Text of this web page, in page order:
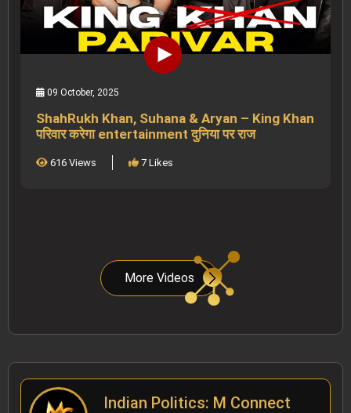
09 October, 2025
ShahRukh Khan, Suhana & Aryan – King Khan
परिवार करेगा entertainment दुनिया पर राज
616 Views 7 Likes
More Videos
Indian Politics: M Connect